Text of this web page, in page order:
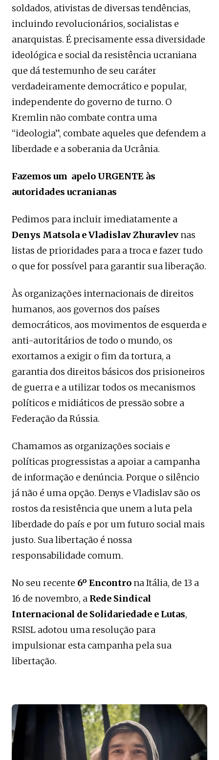
soldados, ativistas de diversas tendências,
incluindo revolucionários, socialistas e
anarquistas. É precisamente essa diversidade
ideológica e social da resistência ucraniana
que dá testemunho de seu caráter
verdadeiramente democrático e popular,
independente do governo de turno. O
Kremlin não combate contra uma
“ideologia”, combate aqueles que defendem a
liberdade e a soberania da Ucrânia.
Fazemos um apelo URGENTE às
autoridades ucranianas
Pedimos para incluir imediatamente a
Denys Matsola e Vladislav Zhuravlev nas
listas de prioridades para a troca e fazer tudo
o que for possível para garantir sua liberação.
Às organizações internacionais de direitos
humanos, aos governos dos países
democráticos, aos movimentos de esquerda e
anti-autoritários de todo o mundo, os
exortamos a exigir o fim da tortura, a
garantia dos direitos básicos dos prisioneiros
de guerra e a utilizar todos os mecanismos
políticos e midiáticos de pressão sobre a
Federação da Rússia.
Chamamos as organizações sociais e
políticas progressistas a apoiar a campanha
de informação e denúncia. Porque o silêncio
já não é uma opção. Denys e Vladislav são os
rostos da resistência que unem a luta pela
liberdade do país e por um futuro social mais
justo. Sua libertação é nossa
responsabilidade comum.
No seu recente 6º Encontro na Itália, de 13 a
16 de novembro, a Rede Sindical
Internacional de Solidariedade e Lutas,
RSISL adotou uma resolução para
impulsionar esta campanha pela sua
libertação.